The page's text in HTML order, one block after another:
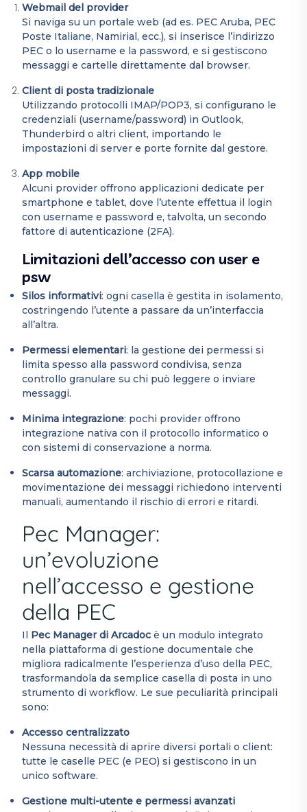
Webmail del provider
Si naviga su un portale web (ad es. PEC Aruba, PEC
Poste Italiane, Namirial, ecc.), si inserisce l’indirizzo
PEC o lo username e la password, e si gestiscono
messaggi e cartelle direttamente dal browser.
Client di posta tradizionale
Utilizzando protocolli IMAP/POP3, si configurano le
credenziali (username/password) in Outlook,
Thunderbird o altri client, importando le
impostazioni di server e porte fornite dal gestore.
App mobile
Alcuni provider offrono applicazioni dedicate per
smartphone e tablet, dove l’utente effettua il login
con username e password e, talvolta, un secondo
fattore di autenticazione (2FA).
Limitazioni dell’accesso con user e
psw
Silos informativi: ogni casella è gestita in isolamento,
costringendo l’utente a passare da un’interfaccia
all’altra.
Permessi elementari: la gestione dei permessi si
limita spesso alla password condivisa, senza
controllo granulare su chi può leggere o inviare
messaggi.
Minima integrazione: pochi provider offrono
integrazione nativa con il protocollo informatico o
con sistemi di conservazione a norma.
Scarsa automazione: archiviazione, protocollazione e
movimentazione dei messaggi richiedono interventi
manuali, aumentando il rischio di errori e ritardi.
Pec Manager:
un’evoluzione
nell’accesso e gestione
della PEC
Il Pec Manager di Arcadoc è un modulo integrato
nella piattaforma di gestione documentale che
migliora radicalmente l’esperienza d’uso della PEC,
trasformandola da semplice casella di posta in uno
strumento di workflow. Le sue peculiarità principali
sono:
Accesso centralizzato
Nessuna necessità di aprire diversi portali o client:
tutte le caselle PEC (e PEO) si gestiscono in un
unico software.
Gestione multi-utente e permessi avanzati